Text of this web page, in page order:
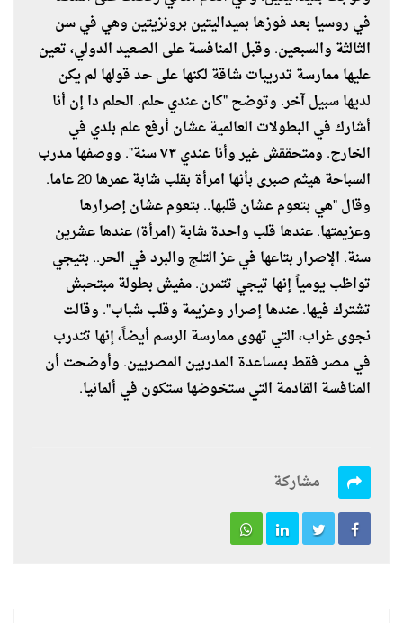
في روسيا بعد فوزها بميداليتين برونزيتين وهي في سن
الثالثة والسبعين. وقبل المنافسة على الصعيد الدولي، تعين
عليها ممارسة تدريبات شاقة لكنها على حد قولها لم يكن
لديها سبيل آخر. وتوضح "كان عندي حلم. الحلم دا إن أنا
أشارك في البطولات العالمية عشان أرفع علم بلدي في
الخارج. ومتحققش غير وأنا عندي ٧٣ سنة". ووصفها مدرب
السباحة هيثم صبرى بأنها امرأة بقلب شابة عمرها 20 عاما.
وقال "هي بتعوم عشان قلبها.. بتعوم عشان إصرارها
وعزيمتها. عندها قلب واحدة شابة (امرأة) عندها عشرين
سنة. الإصرار بتاعها في عز التلج والبرد في الحر.. بتيجي
تواظب يومياً إنها تيجي تتمرن. مفيش بطولة مبتحبش
تشترك فيها. عندها إصرار وعزيمة وقلب شباب". وقالت
نجوى غراب، التي تهوى ممارسة الرسم أيضاً، إنها تتدرب
في مصر فقط بمساعدة المدربين المصريين. وأوضحت أن
المنافسة القادمة التي ستخوضها ستكون في ألمانيا.
مشاركة